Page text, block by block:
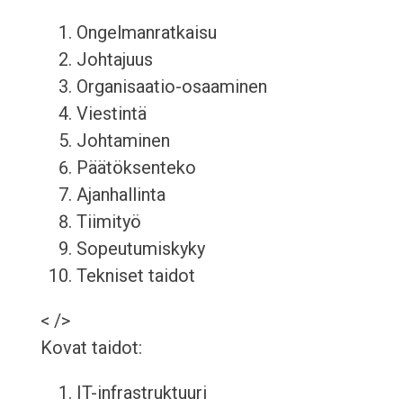
Ongelmanratkaisu
Johtajuus
Organisaatio-osaaminen
Viestintä
Johtaminen
Päätöksenteko
Ajanhallinta
Tiimityö
Sopeutumiskyky
Tekniset taidot
< />
Kovat taidot:
IT-infrastruktuuri